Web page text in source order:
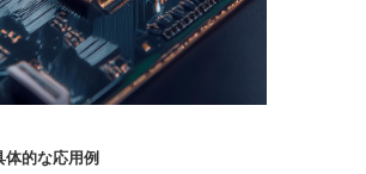
的な応用例